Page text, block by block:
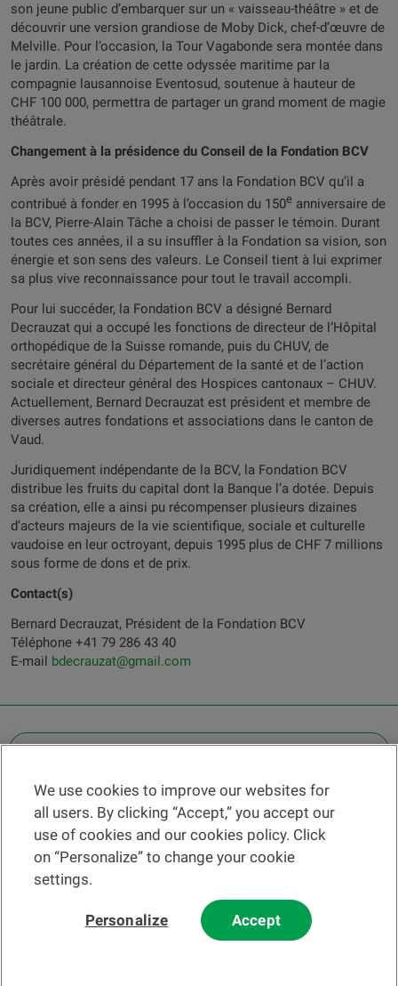
son jeune public d’embarquer sur un « vaisseau-théâtre » et de
découvrir une version grandiose de Moby Dick, chef-d’œuvre de
Melville. Pour l’occasion, la Tour Vagabonde sera montée dans
le jardin. La création de cette odyssée maritime par la
compagnie lausannoise Eventosud, soutenue à hauteur de
CHF 100 000, permettra de partager un grand moment de magie
théâtrale.
Changement à la présidence du Conseil de la Fondation BCV
Après avoir présidé pendant 17 ans la Fondation BCV qu’il a
contribué à fonder en 1995 à l’occasion du 150e anniversaire de
la BCV, Pierre-Alain Tâche a choisi de passer le témoin. Durant
toutes ces années, il a su insuffler à la Fondation sa vision, son
énergie et son sens des valeurs. Le Conseil tient à lui exprimer
sa plus vive reconnaissance pour tout le travail accompli.
Pour lui succéder, la Fondation BCV a désigné Bernard
Decrauzat qui a occupé les fonctions de directeur de l’Hôpital
orthopédique de la Suisse romande, puis du CHUV, de
secrétaire général du Département de la santé et de l’action
sociale et directeur général des Hospices cantonaux – CHUV.
Actuellement, Bernard Decrauzat est président et membre de
diverses autres fondations et associations dans le canton de
Vaud.
Juridiquement indépendante de la BCV, la Fondation BCV
distribue les fruits du capital dont la Banque l’a dotée. Depuis
sa création, elle a ainsi pu récompenser plusieurs dizaines
d’acteurs majeurs de la vie scientifique, sociale et culturelle
vaudoise en leur octroyant, depuis 1995 plus de CHF 7 millions
sous forme de dons et de prix.
Contact(s)
Bernard Decrauzat, Président de la Fondation BCV
Téléphone +41 79 286 43 40
E-mail bdecrauzat@gmail.com
Find a branch
Help and contact
News
We use cookies to improve our websites for
all users. By clicking “Accept,” you accept our
use of cookies and our cookies policy. Click
on “Personalize” to change your cookie
settings.
Personalize Accept